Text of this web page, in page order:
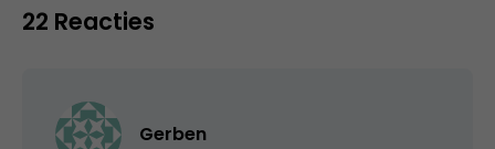
22 Reacties
Gerben